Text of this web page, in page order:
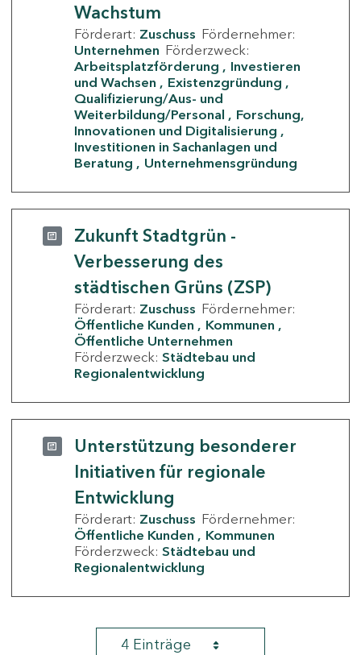
Wachstum
Förderart: Zuschuss Fördernehmer:
Unternehmen Förderzweck:
Arbeitsplatzförderung
Investieren
und Wachsen
Existenzgründung
Qualifizierung/Aus- und
Weiterbildung/Personal
Forschung,
Innovationen und Digitalisierung
Investitionen in Sachanlagen und
Beratung
Unternehmensgründung
Zukunft Stadtgrün -
Verbesserung des
städtischen Grüns (ZSP)
Förderart: Zuschuss Fördernehmer:
Öffentliche Kunden
Kommunen
Öffentliche Unternehmen
Förderzweck: Städtebau und
Regionalentwicklung
Unterstützung besonderer
Initiativen für regionale
Entwicklung
Förderart: Zuschuss Fördernehmer:
Öffentliche Kunden
Kommunen
Förderzweck: Städtebau und
Regionalentwicklung
4 Einträge